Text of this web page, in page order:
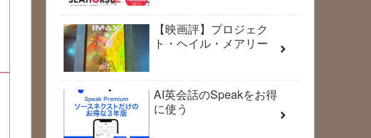
【映画評】プロジェク
ト・ヘイル・メアリー
AI英会話のSpeakをお得
に使う